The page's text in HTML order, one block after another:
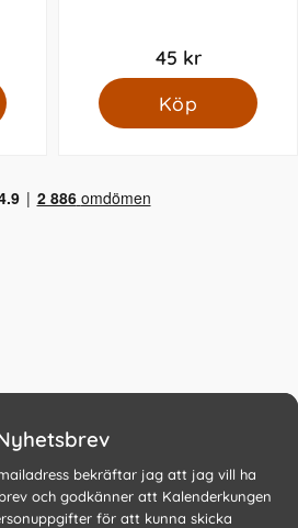
45 kr
Köp
bekräftar jag att jag vill ha
och godkänner att Kalenderkungen
för att kunna skicka